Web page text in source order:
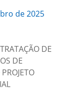
de 2025
DE
DE